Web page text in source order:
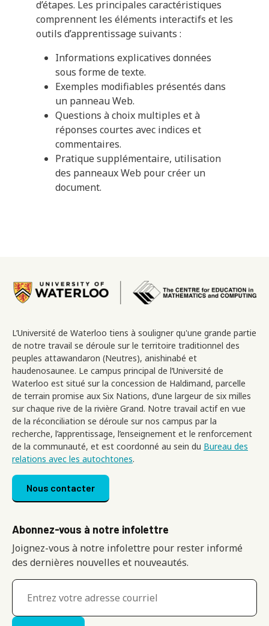
d’étapes. Les principales caractéristiques
comprennent les éléments interactifs et les
outils d’apprentissage suivants :
Informations explicatives données
sous forme de texte.
Exemples modifiables présentés dans
un panneau Web.
Questions à choix multiples et à
réponses courtes avec indices et
commentaires.
Pratique supplémentaire, utilisation
des panneaux Web pour créer un
document.
Image
L’Université de Waterloo tiens à souligner qu'une grande partie
de notre travail se déroule sur le territoire traditionnel des
peuples attawandaron (Neutres), anishinabé et
haudenosaunee. Le campus principal de l’Université de
Waterloo est situé sur la concession de Haldimand, parcelle
de terrain promise aux Six Nations, d’une largeur de six milles
sur chaque rive de la rivière Grand. Notre travail actif en vue
de la réconciliation se déroule sur nos campus par la
recherche, l’apprentissage, l’enseignement et le renforcement
de la communauté, et est coordonné au sein du Bureau des
relations avec les autochtones.
Footer menu
Nous contacter
Abonnez-vous à notre infolettre
Joignez-vous à notre infolettre pour rester informé
des dernières nouvelles et nouveautés.